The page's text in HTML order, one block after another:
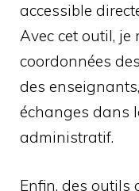
accessible
Avec cet outil,
coordonnées
des
échanges dans
administratif.
Enfin, des outils